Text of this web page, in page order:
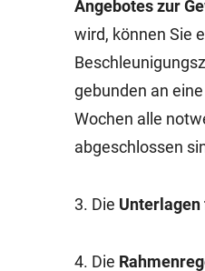
Angebotes zur
wird, können Sie
gebunden an
Wochen alle
abgeschlossen
3. Die
4. Die